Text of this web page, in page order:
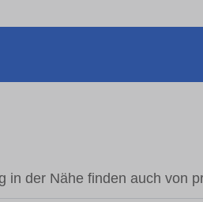
in der Nähe finden auch von